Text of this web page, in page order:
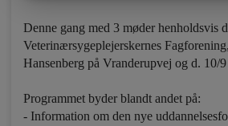
Denne gang med 3 møder henholdsvis
Veterinærsygeplejerskernes
Hansenberg på Vranderupvej og d. 10/
Programmet byder blandt andet på:
- Information om den nye